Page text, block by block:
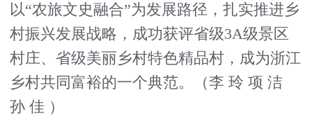
以“农旅文史融合”为发展路径，扎实推进乡
村振兴发展战略，成功获评省级3A级景区
村庄、省级美丽乡村特色精品村，成为浙江
乡村共同富裕的一个典范。（李 玲 项 洁
孙 佳 ）